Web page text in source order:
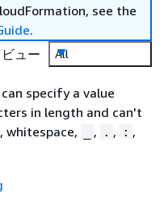
see the
.
ュー
All
specify a value
in length and can't
whitespace, , . , : ,